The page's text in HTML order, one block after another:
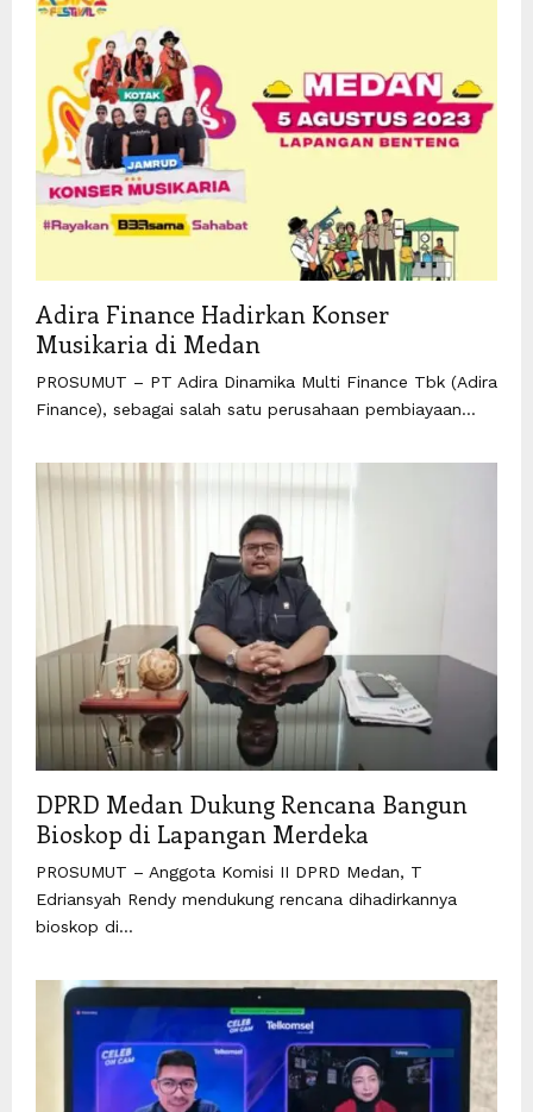
Adira Finance Hadirkan Konser
Musikaria di Medan
PROSUMUT – PT Adira Dinamika Multi Finance Tbk (Adira
Finance), sebagai salah satu perusahaan pembiayaan...
DPRD Medan Dukung Rencana Bangun
Bioskop di Lapangan Merdeka
PROSUMUT – Anggota Komisi II DPRD Medan, T
Edriansyah Rendy mendukung rencana dihadirkannya
bioskop di...